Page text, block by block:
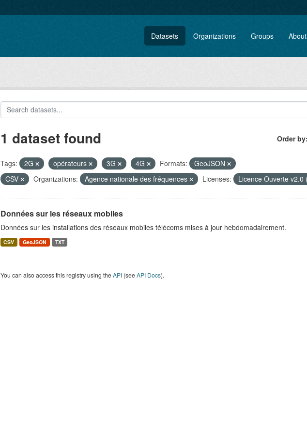
Datasets Organizations Groups About
Order by
1 dataset found
Tags: 2G opérateurs 3G 4G Formats:
GeoJSON
CSV
Organizations: Agence nationale des fréquences Licenses: Licence Ouverte v2.0
Données sur les réseaux mobiles
Données sur les installations des réseaux mobiles télécoms mises à jour hebdomadairement.
CSV GeoJSON TXT
You can also access this registry using theAPI(seeAPI Docs).